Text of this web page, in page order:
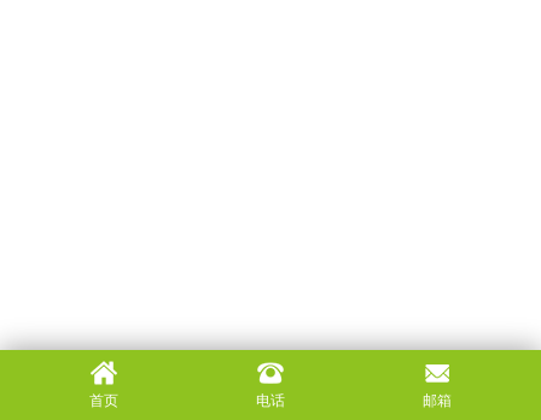
首页 电话 邮箱